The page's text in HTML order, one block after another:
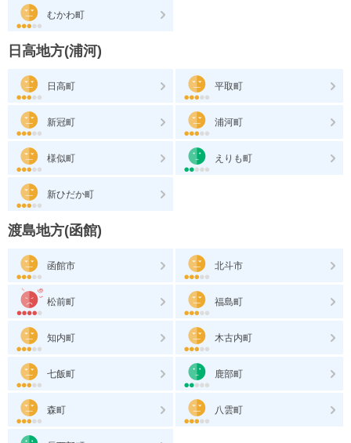
むかわ町
日高地方(浦河)
日高町 平取町
新冠町 浦河町
様似町 えりも町
新ひだか町
渡島地方(函館)
函館市 北斗市
松前町 福島町
知内町 木古内町
七飯町 鹿部町
森町 八雲町